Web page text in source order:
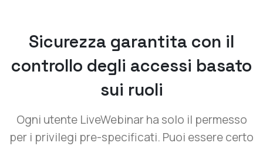
Sicurezza garantita con il
controllo degli accessi basato
sui ruoli
Ogni utente LiveWebinar ha solo il permesso
per i privilegi pre-specificati. Puoi essere certo